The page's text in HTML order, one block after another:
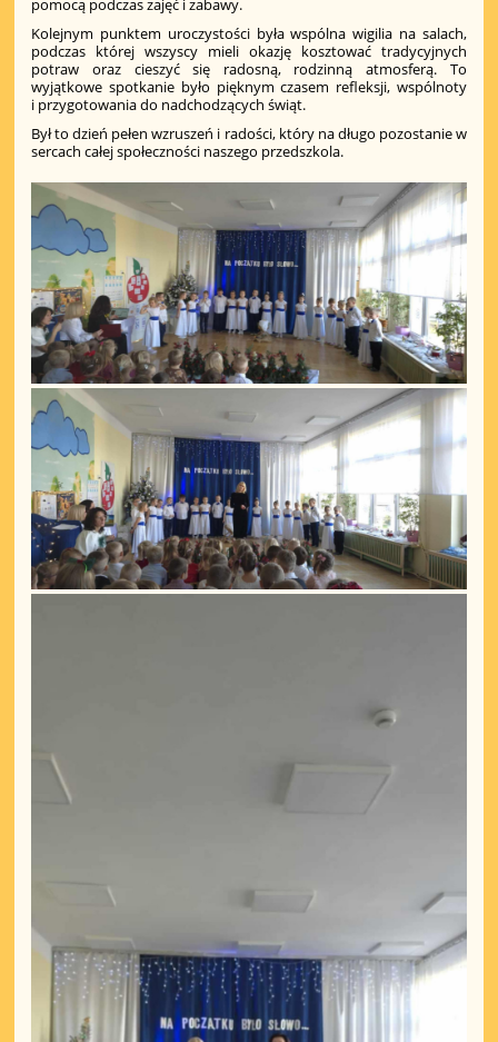
pomocą podczas zajęć i zabawy.
Kolejnym punktem uroczystości była wspólna wigilia na salach,
podczas której wszyscy mieli okazję kosztować tradycyjnych
potraw oraz cieszyć się radosną, rodzinną atmosferą. To
wyjątkowe spotkanie było pięknym czasem refleksji, wspólnoty
i przygotowania do nadchodzących świąt.
Był to dzień pełen wzruszeń i radości, który na długo pozostanie w
sercach całej społeczności naszego przedszkola.